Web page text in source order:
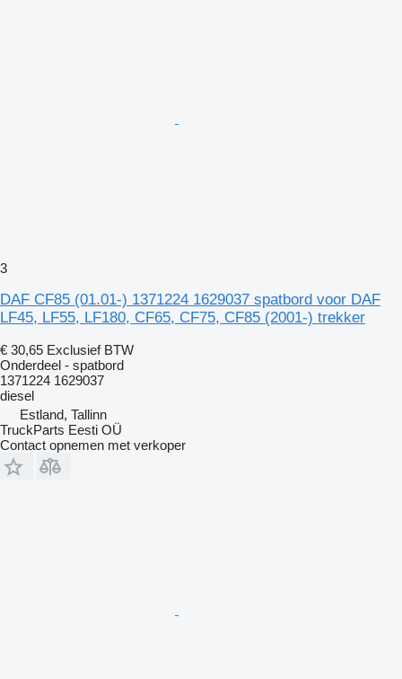
3
DAF CF85 (01.01-) 1371224 1629037 spatbord voor DAF
LF45, LF55, LF180, CF65, CF75, CF85 (2001-) trekker
€ 30,65 Exclusief BTW
Onderdeel - spatbord
1371224 1629037
diesel
Estland, Tallinn
TruckParts Eesti OÜ
Contact opnemen met verkoper